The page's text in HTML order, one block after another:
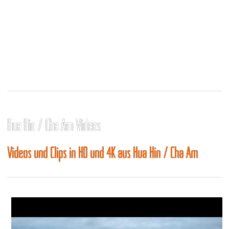
Hua Hin / Cha Am Videos
Videos und Clips in HD und 4K aus Hua Hin / Cha Am